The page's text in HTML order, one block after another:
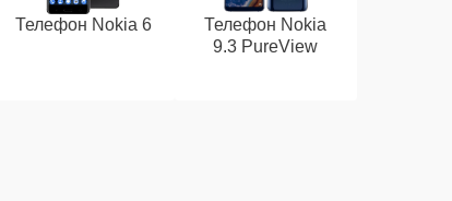
Телефон Nokia 6
Телефон Nokia
9.3 PureView